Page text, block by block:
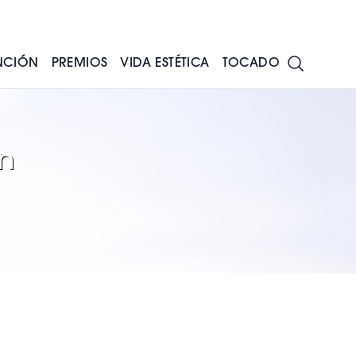
PREMIOS VIDA ESTÉTICA TOCADO